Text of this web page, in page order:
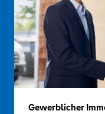
Gewerblicher